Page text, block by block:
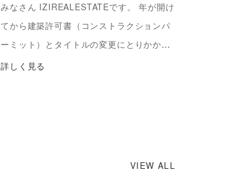
みなさん IZIREALESTATEです。 年が開け
てから建築許可書（コンストラクションパ
ーミット）とタイトルの変更にとりかかり
いろんな役所を駆け巡り忙しくしておりま
詳しく見る
VIEW ALL